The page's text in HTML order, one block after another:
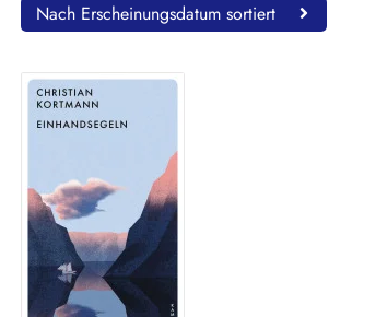
Nach Erscheinungsdatum sortiert